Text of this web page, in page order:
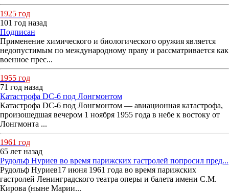
1925 год
101 год назад
Подписан
Применение химического и биологического оружия является
недопустимым по международному праву и рассматривается как
военное прес...
1955 год
71 год назад
Катастрофа DC-6 под Лонгмонтом
Катастрофа DC-6 под Лонгмонтом — авиационная катастрофа,
произошедшая вечером 1 ноября 1955 года в небе к востоку от
Лонгмонта ...
1961 год
65 лет назад
Рудольф Нуриев во время парижских гастролей попросил пред...
Рудольф Нуриев17 июня 1961 года во время парижских
гастролей Ленинградского театра оперы и балета имени С.М.
Кирова (ныне Марии...